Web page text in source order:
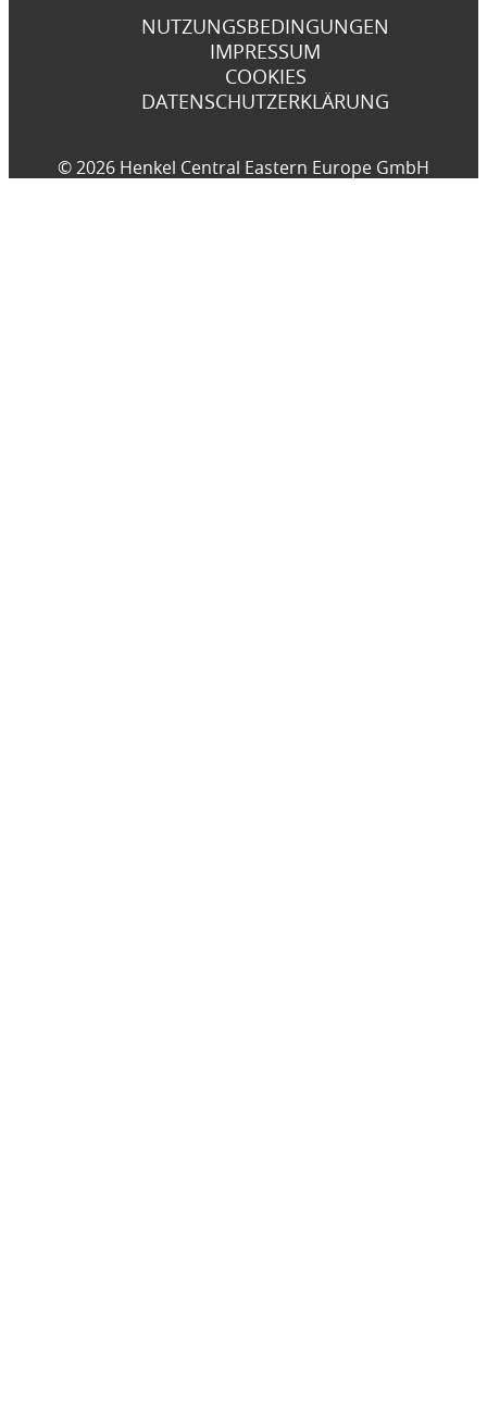
NUTZUNGSBEDINGUNGEN
IMPRESSUM
COOKIES
DATENSCHUTZERKLÄRUNG
© 2026 Henkel Central Eastern Europe GmbH